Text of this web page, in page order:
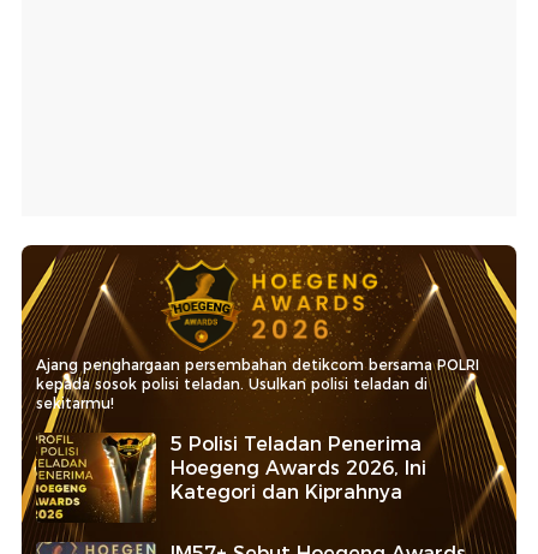
Ajang penghargaan persembahan detikcom bersama POLRI
kepada sosok polisi teladan. Usulkan polisi teladan di
sekitarmu!
5 Polisi Teladan Penerima
Hoegeng Awards 2026, Ini
Kategori dan Kiprahnya